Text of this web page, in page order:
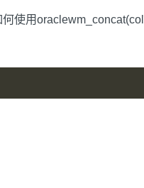
使用oracle